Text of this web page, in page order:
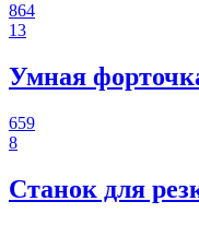
864
13
Умная
659
8
Станок для